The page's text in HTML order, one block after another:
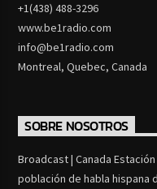
+1(438) 488-3296
www.be1radio.com
info@be1radio.com
Montreal, Quebec, Canada
SOBRE NOSOTROS
Broadcast | Canada
población de habla hispana